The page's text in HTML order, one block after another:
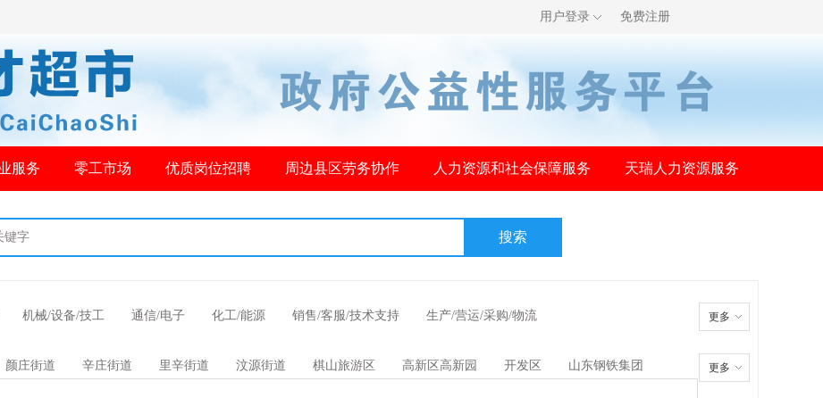
用户登录 免费注册
服务 零工市场 优质岗位招聘 周边县区劳务协作 人力资源和社会保障服务 天瑞人力资源服务
机械/设备/技工 通信/电子 化工/能源 销售/客服/技术支持 生产/营运/采购/物流 更多
颜庄街道 辛庄街道 里辛街道 汶源街道 棋山旅游区 高新区高新园 开发区 山东钢铁集团 更多